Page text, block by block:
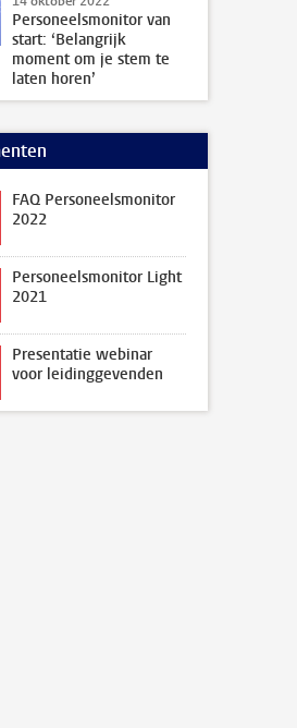
Personeelsmonitor van
start: ‘Belangrijk
moment om je stem te
laten horen’
FAQ Personeelsmonitor
2022
Personeelsmonitor Light
2021
Presentatie webinar
voor leidinggevenden